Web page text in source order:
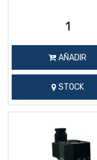
AÑADIR
STOCK